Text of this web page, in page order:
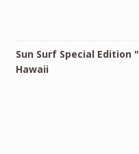
Sun Surf Special Edition
Hawaii